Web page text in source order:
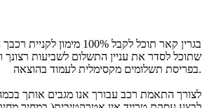
בגרין קאר תוכל לקבל 100%
שתוכל לסדר את עניין התשלום לשביעות רצונך
בפריסת תשלומים מקסימלית לעמוד בהוצאה.
לצורך התאמת רכב עבורך אנו מגבים אותך